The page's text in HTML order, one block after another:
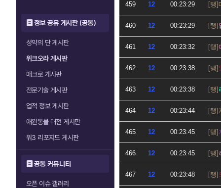
정보 공유 게시판 (공통)
성약의 단 게시판
위크오라 게시판
매크로 게시판
전문기술 게시판
업적 정보 게시판
애완동물 대전 게시판
워3 리포지드 게시판
공통 커뮤니티
오픈 이슈 갤러리
459 12 00:23:29
460 12 00:23:29
461 12 00:23:32
462 12 00:23:38
463 12 00:23:38
464 12 00:23:44
465 12 00:23:45
466 12 00:23:45
467 12 00:23:48